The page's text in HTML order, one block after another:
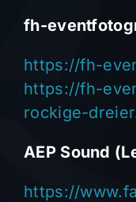
fh-
https://fh-
https://fh-
rockige-
AEP Sound
https://